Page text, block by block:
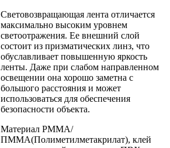
Световозвращающая лента отличается
максимально высоким уровнем
светоотражения. Ее внешний слой
состоит из призматических линз, что
обуславливает повышенную яркость
ленты. Даже при слабом направленном
освещении она хорошо заметна с
большого расстояния и может
использоваться для обеспечения
безопасности объекта.
Материал РММА/
ПММА(Полиметилметакрилат), клей